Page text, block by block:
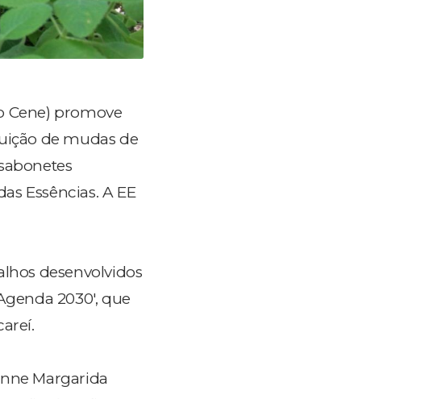
Cene) promove
de mudas de
Essências. A EE
desenvolvidos
2030', que
Margarida